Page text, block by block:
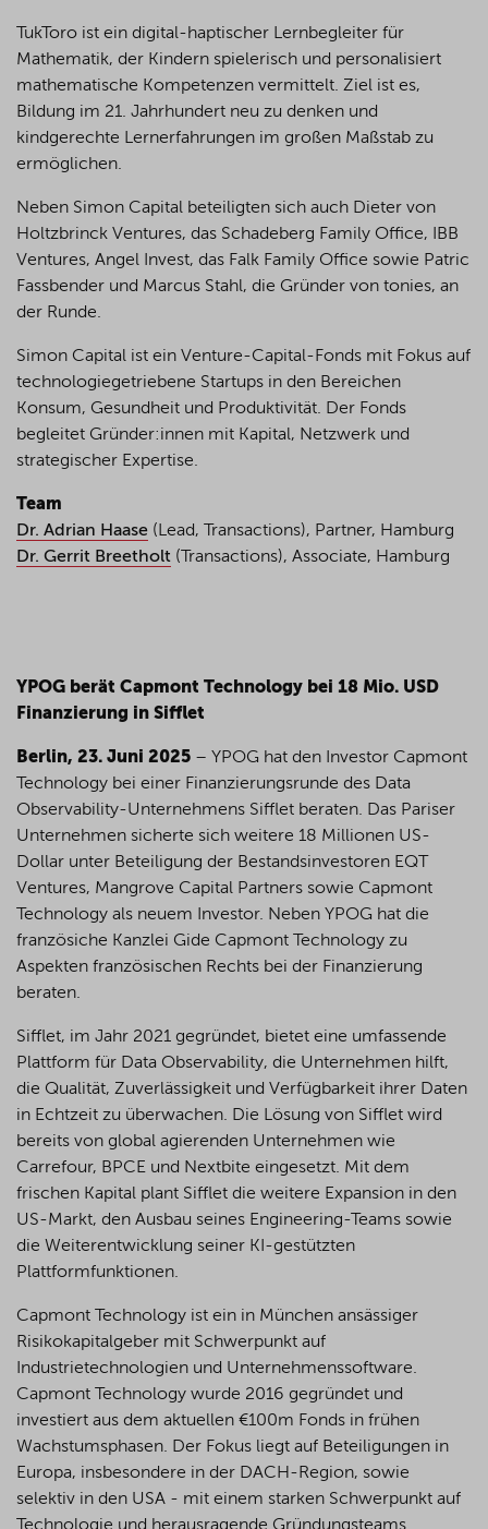
TukToro ist ein digital-haptischer Lernbegleiter für
Mathematik, der Kindern spielerisch und personalisiert
mathematische Kompetenzen vermittelt. Ziel ist es,
Bildung im 21. Jahrhundert neu zu denken und
kindgerechte Lernerfahrungen im großen Maßstab zu
ermöglichen.
Neben Simon Capital beteiligten sich auch Dieter von
Holtzbrinck Ventures, das Schadeberg Family Office, IBB
Ventures, Angel Invest, das Falk Family Office sowie Patric
Fassbender und Marcus Stahl, die Gründer von tonies, an
der Runde.
Simon Capital ist ein Venture-Capital-Fonds mit Fokus auf
technologiegetriebene Startups in den Bereichen
Konsum, Gesundheit und Produktivität. Der Fonds
begleitet Gründer:innen mit Kapital, Netzwerk und
strategischer Expertise.
Team
Dr. Adrian Haase (Lead, Transactions), Partner, Hamburg
Dr. Gerrit Breetholt (Transactions), Associate, Hamburg
YPOG berät Capmont Technology bei 18 Mio. USD
Finanzierung in Sifflet
Berlin, 23. Juni 2025 – YPOG hat den Investor Capmont
Technology bei einer Finanzierungsrunde des Data
Observability-Unternehmens Sifflet beraten. Das Pariser
Unternehmen sicherte sich weitere 18 Millionen US-
Dollar unter Beteiligung der Bestandsinvestoren EQT
Ventures, Mangrove Capital Partners sowie Capmont
Technology als neuem Investor. Neben YPOG hat die
französiche Kanzlei Gide Capmont Technology zu
Aspekten französischen Rechts bei der Finanzierung
beraten.
Sifflet, im Jahr 2021 gegründet, bietet eine umfassende
Plattform für Data Observability, die Unternehmen hilft,
die Qualität, Zuverlässigkeit und Verfügbarkeit ihrer Daten
in Echtzeit zu überwachen. Die Lösung von Sifflet wird
bereits von global agierenden Unternehmen wie
Carrefour, BPCE und Nextbite eingesetzt. Mit dem
frischen Kapital plant Sifflet die weitere Expansion in den
US-Markt, den Ausbau seines Engineering-Teams sowie
die Weiterentwicklung seiner KI-gestützten
Plattformfunktionen.
Capmont Technology ist ein in München ansässiger
Risikokapitalgeber mit Schwerpunkt auf
Industrietechnologien und Unternehmenssoftware.
Capmont Technology wurde 2016 gegründet und
investiert aus dem aktuellen €100m Fonds in frühen
Wachstumsphasen. Der Fokus liegt auf Beteiligungen in
Europa, insbesondere in der DACH-Region, sowie
selektiv in den USA - mit einem starken Schwerpunkt auf